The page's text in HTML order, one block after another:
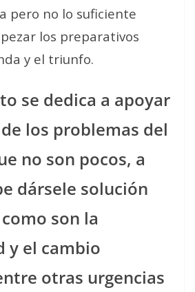
pero no lo suficiente
los preparativos
y el triunfo.
se dedica a apoyar
los problemas del
no son pocos, a
dársele solución
son la
y el cambio
otras urgencias